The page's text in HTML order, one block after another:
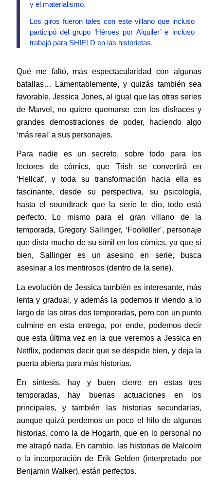
y el materialismo.
Los giros fueron tales con este villano que incluso
participó del grupo ‘Héroes por Alquiler’ e incluso
trabajó para SHIELD en las historietas.
Qué me faltó, más espectacularidad con algunas
batallas… Lamentablemente, y quizás también sea
favorable, Jessica Jones, al igual que las otras series
de Marvel, no quiere quemarse con los disfraces y
grandes demostraciones de poder, haciendo algo
‘más real’ a sus personajes.
Para nadie es un secreto, sobre todo para los
lectores de cómics, que Trish se convertirá en
‘Hellcat’, y toda su transformación hacia ella es
fascinante, desde su perspectiva, su psicología,
hasta el soundtrack que la serie le dio, todo está
perfecto. Lo mismo para el gran villano de la
temporada, Gregory Sallinger, ‘Foolkiller’, personaje
que dista mucho de su símil en los cómics, ya que si
bien, Sallinger es un asesino en serie, busca
asesinar a los mentirosos (dentro de la serie).
La evolución de Jessica también es interesante, más
lenta y gradual, y además la podemos ir viendo a lo
largo de las otras dos temporadas, pero con un punto
culmine en esta entrega, por ende, podemos decir
que esta última vez en la que veremos a Jessica en
Netflix, podemos decir que se despide bien, y deja la
puerta abierta para más historias.
En síntesis, hay y buen cierre en estas tres
temporadas, hay buenas actuaciones en los
principales, y también las historias secundarias,
aunque quizá perdemos un poco el hilo de algunas
historias, como la de Hogarth, que en lo personal no
me atrapó nada. En cambio, las historias de Malcolm
o la incorporación de Erik Gelden (interpretado por
Benjamin Walker), están perfectos.